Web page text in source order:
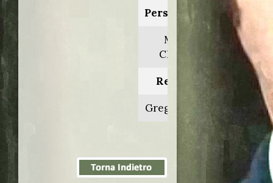
Personaggio:
Mitch
Clayton
Regia di:
Greg Glienna